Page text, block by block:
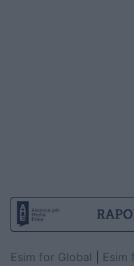
Esim for Global Esim